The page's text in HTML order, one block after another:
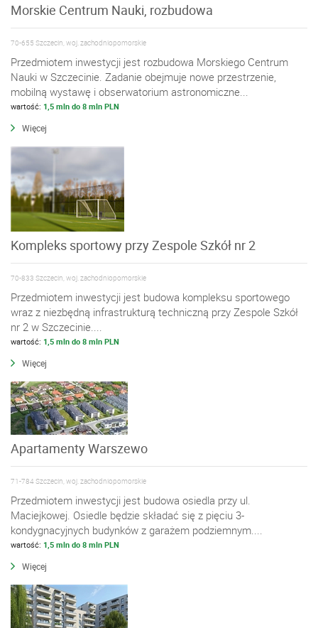
Morskie Centrum Nauki, rozbudowa
70-655 Szczecin, woj. zachodniopomorskie
Przedmiotem inwestycji jest rozbudowa Morskiego Centrum
Nauki w Szczecinie. Zadanie obejmuje nowe przestrzenie,
mobilną wystawę i obserwatorium astronomiczne...
wartość: 1,5 mln do 8 mln PLN
Więcej
Kompleks sportowy przy Zespole Szkół nr 2
70-833 Szczecin, woj. zachodniopomorskie
Przedmiotem inwestycji jest budowa kompleksu sportowego
wraz z niezbędną infrastrukturą techniczną przy Zespole Szkół
nr 2 w Szczecinie....
wartość: 1,5 mln do 8 mln PLN
Więcej
Apartamenty Warszewo
71-784 Szczecin, woj. zachodniopomorskie
Przedmiotem inwestycji jest budowa osiedla przy ul.
Maciejkowej. Osiedle będzie składać się z pięciu 3-
kondygnacyjnych budynków z garażem podziemnym....
wartość: 1,5 mln do 8 mln PLN
Więcej